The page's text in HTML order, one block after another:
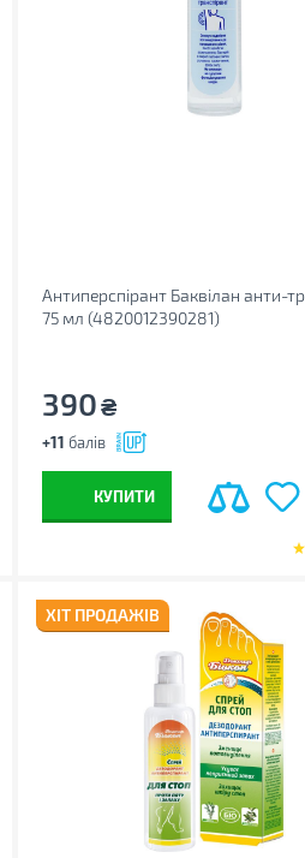
Антиперспірант Баквілан анти-
75 мл (4820012390281)
390₴
+11 балів
КУПИТИ
ХІТ ПРОДАЖІВ